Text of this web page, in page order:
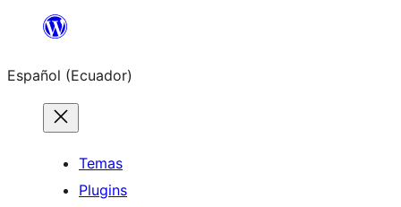
Saltar
contenido
Español (Ecuador)
Temas
Plugins